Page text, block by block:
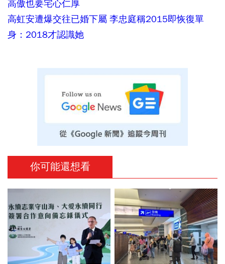
高傲也要宅心仁厚
高虹安遭爆交往已婚下屬 李忠庭稱2015即恢復單
身：2018才認識她
你可能還想看